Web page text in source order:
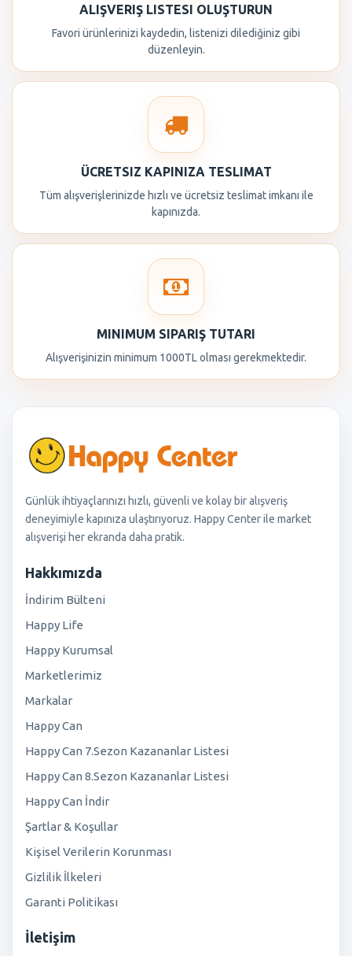
ALIŞVERIŞ LISTESI OLUŞTURUN
Favori ürünlerinizi kaydedin, listenizi dilediğiniz gibi
düzenleyin.
ÜCRETSIZ KAPINIZA TESLIMAT
Tüm alışverişlerinizde hızlı ve ücretsiz teslimat imkanı ile
kapınızda.
MINIMUM SIPARIŞ TUTARI
Alışverişinizin minimum 1000TL olması gerekmektedir.
Günlük ihtiyaçlarınızı hızlı, güvenli ve kolay bir alışveriş
deneyimiyle kapınıza ulaştırıyoruz. Happy Center ile market
alışverişi her ekranda daha pratik.
Hakkımızda
İndirim Bülteni
Happy Life
Happy Kurumsal
Marketlerimiz
Markalar
Happy Can
Happy Can 7.Sezon Kazananlar Listesi
Happy Can 8.Sezon Kazananlar Listesi
Happy Can İndir
Şartlar & Koşullar
Kişisel Verilerin Korunması
Gizlilik İlkeleri
Garanti Politikası
İletişim